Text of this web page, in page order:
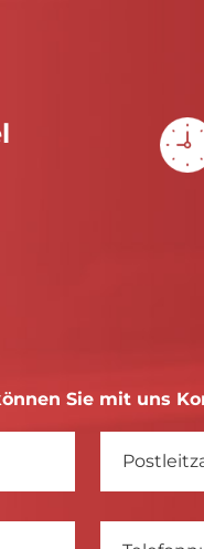
Sie mit uns